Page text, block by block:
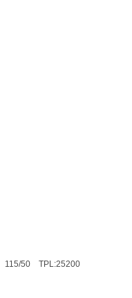
115/50 TPL:25200